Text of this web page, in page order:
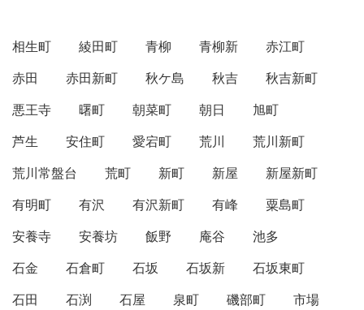
相生町 綾田町 青柳 青柳新
赤江町
赤田
赤田新町 秋ケ島 秋吉
秋吉新町
悪王寺
曙町 朝菜町 朝日
旭町
芦生
安住町 愛宕町 荒川
荒川新町
荒川常盤台
荒町 新町 新屋
新屋新町
有明町
有沢 有沢新町 有峰
粟島町
安養寺
安養坊 飯野 庵谷
池多
石金
石倉町 石坂 石坂新
石坂東町
石田
石渕 石屋 泉町 磯部町
市場